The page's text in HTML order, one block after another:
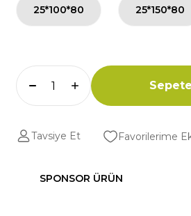
25*100*80 25*150*80
Tavsiye Et
SPONSOR ÜRÜN